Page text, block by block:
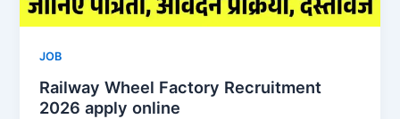
JOB
Railway Wheel Factory Recruitment
2026 apply online